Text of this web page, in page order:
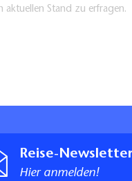
aktuellen Stand zu erfragen.
Reise-
Hier anmelden!